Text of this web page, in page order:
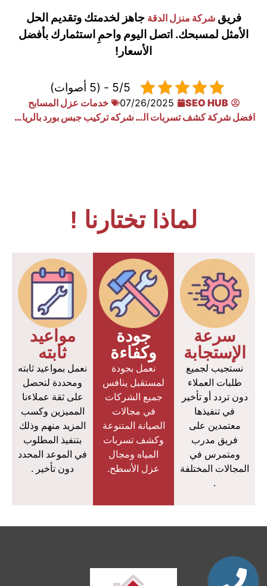
فريقشركة منزل الدقة جاهز لخدمتك وتقديم الحل
الأمثل لمسبحك. اتصل اليوم واحمِ استثمارك بأفضل
الأسعار!
5/5 - (5 أصوات)
SEO HUB
07/26/2025
خدمات عزل المسابح
افضل شركة كشف تسربات المسابح بالدمام
شركه تركيب جبس بورد بالرياض
لماذا تختارنا !
سرعة
الإستجابة
نستجيب لجميع
طلبات العملاء
دون تردد أو تأخير
في تنفيذها
معتمدين على
فريق مدرب
ومتمرس في
المجالات المختلفة
.
جودة
وكفاءة
نعمل بجودة
لمستقبل ينافس
جميع الشركات
في مجالات
الصيانة المتنوعة
وكشف تسربات
المياه ومجال
عزل الأسطح.
مواعيد
ثابته
نعمل بمواعيد ثابته
ومحددة لنحصل
على ثقة عملاءنا
المميزين وكسب
المزيد منهم وذلك
بتنفيذ المطلوب
في الموعد المحدد
دون تأخير .